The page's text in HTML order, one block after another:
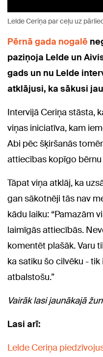
Lelde Ceriņa par ceļu uz
Pērnā gada nogalē
paziņoja Lelde un
gads un nu Lelde
atklājusi, ka sākusi
Intervijā Ceriņa stāsta,
viņas iniciatīva, kam
Abi pēc šķiršanās
attiecības kopīgo bērnu
Tāpat viņa atklāj, ka
gan sākotnēji tās nav
kādu laiku: “Pamazām
laimīgās attiecībās.
komentēt plašāk. Varu
ka satiku šo cilvēku -
atbalstošu.”
Vairāk lasi jaunākajā
Lasi arī:
Lelde Ceriņa